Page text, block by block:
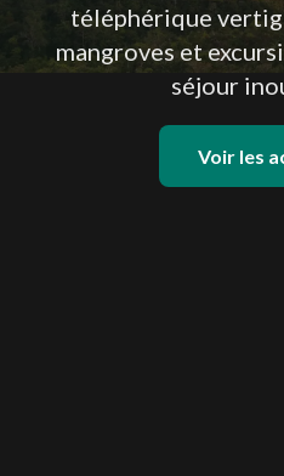
téléphérique
mangroves et
séjour
Voir les